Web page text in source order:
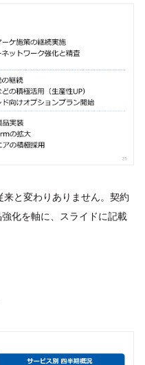
と変わりありません。契約
化を軸に、スライドに記載